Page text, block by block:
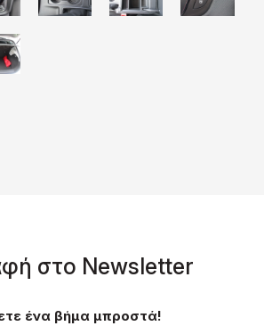
στο Νewsletter
ένα βήμα μπροστά!